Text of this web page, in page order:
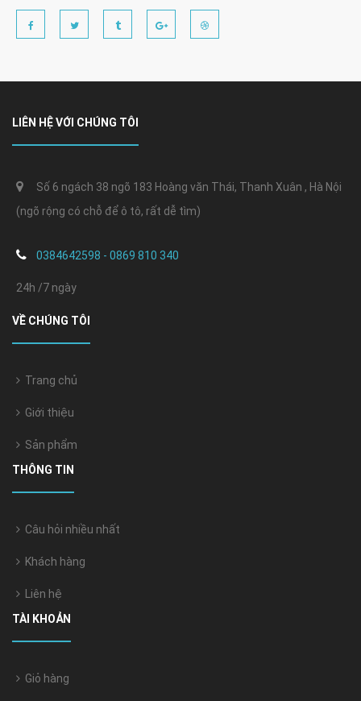
LIÊN HỆ VỚI CHÚNG TÔI
Số 6 ngách 38 ngõ 183 Hoàng văn Thái, Thanh Xuân , Hà Nội
(ngõ rộng có chỗ để ô tô, rất dễ tìm)
0384642598 - 0869 810 340
24h /7 ngày
VỀ CHÚNG TÔI
Trang chủ
Giới thiệu
Sản phẩm
THÔNG TIN
Câu hỏi nhiều nhất
Khách hàng
Liên hệ
TÀI KHOẢN
Giỏ hàng